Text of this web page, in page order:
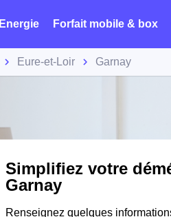
Energie Forfait mobile & box
Eure-et-Loir Garnay